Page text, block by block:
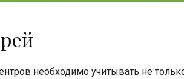
необходимо учитывать не